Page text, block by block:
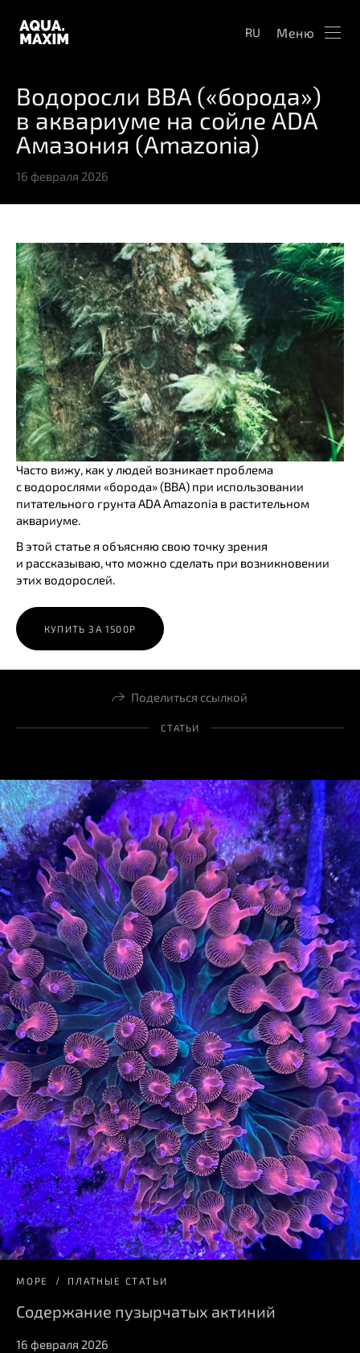
RU Меню
Водоросли BBA («борода»)
в аквариуме на сойле ADA
Амазония (Amazonia)
16 февраля 2026
Часто вижу, как у людей возникает проблема
с водорослями «борода» (BBA) при использовании
питательного грунта ADA Amazonia в растительном
аквариуме.
В этой статье я объясняю свою точку зрения
и рассказываю, что можно сделать при возникновении
этих водорослей.
КУПИТЬ ЗА 1500Р
Поделиться ссылкой
СТАТЬИ
МОРЕ ПЛАТНЫЕ СТАТЬИ
Содержание пузырчатых актиний
16 февраля 2026